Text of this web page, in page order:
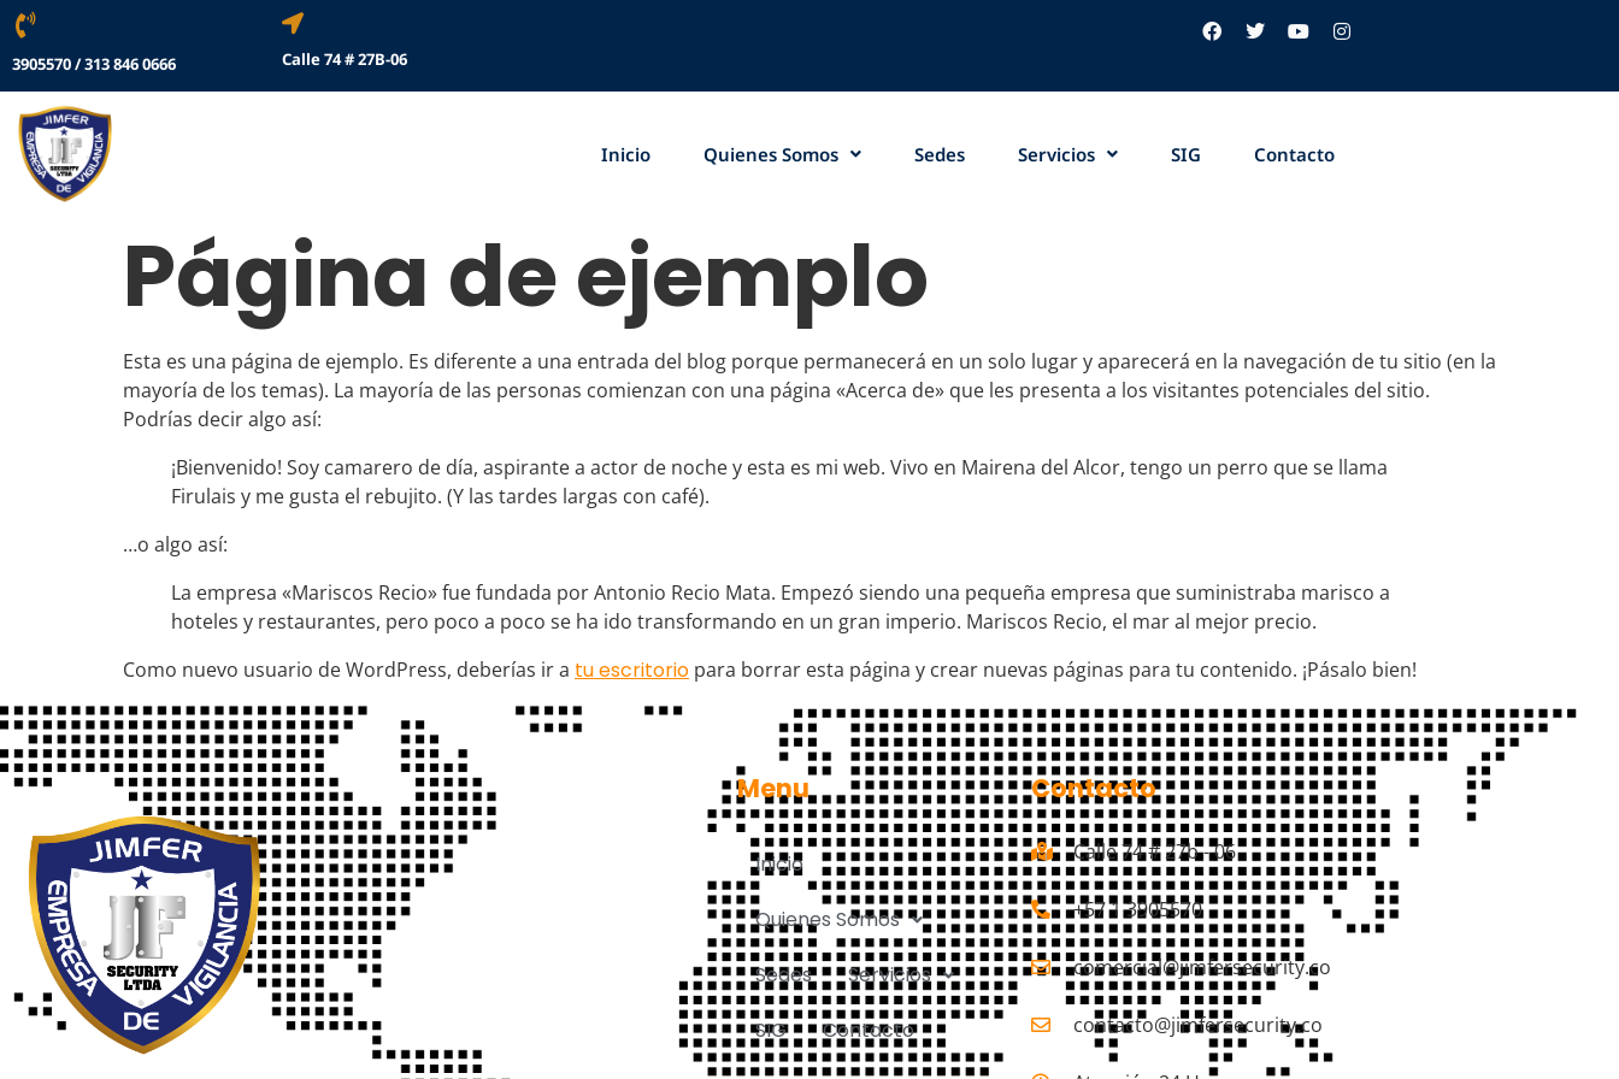
3905570 / 313 846 0666 Calle 74 # 27B-06
Inicio Quienes Somos Sedes Servicios SIG Contacto
Página de ejemplo
Esta es una página de ejemplo. Es diferente a una entrada del blog porque permanecerá en un solo lugar y aparecerá en la navegación de tu sitio (en la
mayoría de los temas). La mayoría de las personas comienzan con una página «Acerca de» que les presenta a los visitantes potenciales del sitio.
Podrías decir algo así:
¡Bienvenido! Soy camarero de día, aspirante a actor de noche y esta es mi web. Vivo en Mairena del Alcor, tengo un perro que se llama
Firulais y me gusta el rebujito. (Y las tardes largas con café).
…o algo así:
La empresa «Mariscos Recio» fue fundada por Antonio Recio Mata. Empezó siendo una pequeña empresa que suministraba marisco a
hoteles y restaurantes, pero poco a poco se ha ido transformando en un gran imperio. Mariscos Recio, el mar al mejor precio.
Como nuevo usuario de WordPress, deberías ir a tu escritorio para borrar esta página y crear nuevas páginas para tu contenido. ¡Pásalo bien!
Menu
Inicio
Quienes Somos
Sedes
Servicios
SIG
Contacto
Contacto
Calle 74 # 27b - 06
+57 1 3905570
comercial@jimfersecurity.co
contacto@jimfersecurity.co